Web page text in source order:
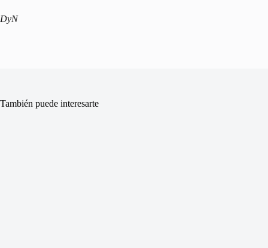
DyN
También puede interesarte